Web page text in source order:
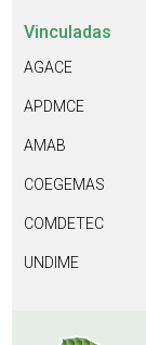
Vinculadas
AGACE
APDMCE
AMAB
COEGEMAS
COMDETEC
UNDIME